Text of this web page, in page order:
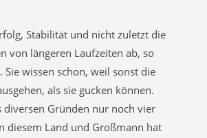
Stabilität und nicht zuletzt die
von längeren Laufzeiten ab, so
wissen schon, weil sonst die
als sie gucken können.
diversen Gründen nur noch vier
diesem Land und Großmann hat